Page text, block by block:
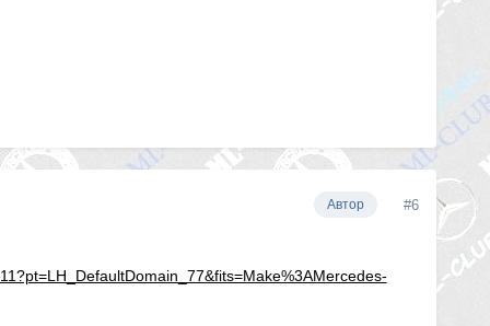
Автор #6